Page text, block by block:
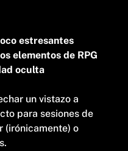
estresantes
elementos de RPG
oculta
un vistazo a
para sesiones de
(irónicamente) o